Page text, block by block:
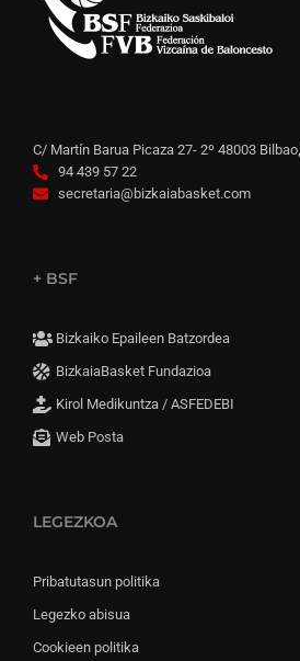
C/ Martín Barua Picaza 27- 2º 48003
94 439 57 22
secretaria@bizkaiabasket.com
+ BSF
Bizkaiko Epaileen Batzordea
BizkaiaBasket Fundazioa
Kirol Medikuntza / ASFEDEBI
Web Posta
LEGEZKOA
Pribatutasun politika
Legezko abisua
Cookieen politika